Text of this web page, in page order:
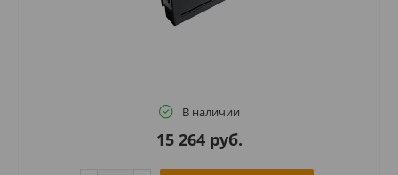
В наличии
15 264 руб.